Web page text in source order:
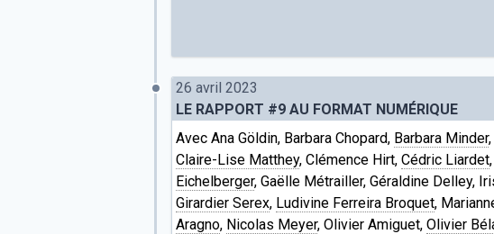
26 avril 2023
LE RAPPORT #9 AU FORMAT NUMÉRIQUE
Avec Ana Göldin, Barbara Chopard, Barbara Minder,
Claire-Lise Matthey, Clémence Hirt, Cédric Liardet,
Eichelberger, Gaëlle Métrailler, Géraldine Delley,
Girardier Serex, Ludivine Ferreira Broquet,
Aragno, Nicolas Meyer, Olivier Amiguet, Olivier